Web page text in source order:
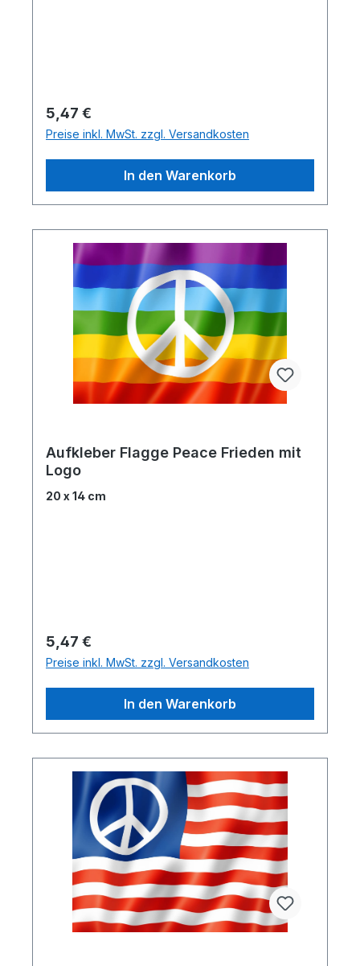
Regulärer Preis:
5,47 €
Preise inkl. MwSt. zzgl. Versandkosten
In den Warenkorb
Aufkleber Flagge Peace Frieden mit
Logo
20 x 14 cm
Regulärer Preis:
5,47 €
Preise inkl. MwSt. zzgl. Versandkosten
In den Warenkorb